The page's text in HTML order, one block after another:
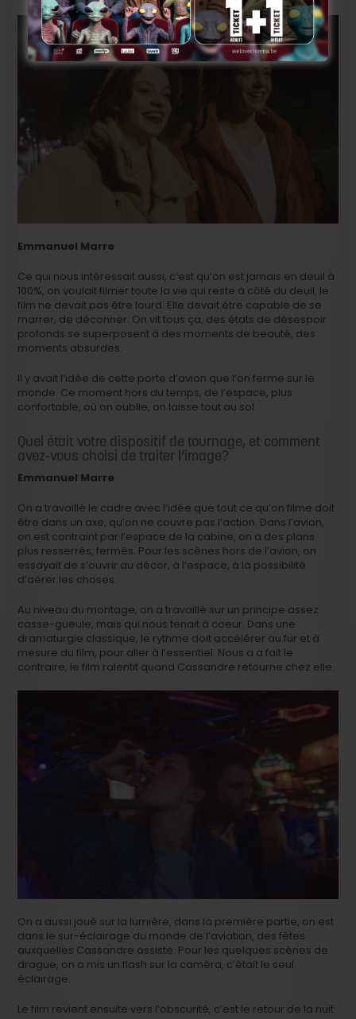
Emmanuel Marre
Ce qui nous intéressait aussi, c’est qu’on est jamais en deuil à
100%, on voulait filmer toute la vie qui reste à côté du deuil, le
film ne devait pas être lourd. Elle devait être capable de se
marrer, de déconner. On vit tous ça, des états de désespoir
profonds se superposent à des moments de beauté, des
moments absurdes.
Il y avait l’idée de cette porte d’avion que l’on ferme sur le
monde. Ce moment hors du temps, de l’espace, plus
confortable, où on oublie, on laisse tout au sol.
Quel était votre dispositif de tournage, et comment
avez-vous choisi de traiter l’image?
Emmanuel Marre
On a travaillé le cadre avec l’idée que tout ce qu’on filme doit
être dans un axe, qu’on ne couvre pas l’action. Dans l’avion,
on est contraint par l’espace de la cabine, on a des plans
plus resserrés, fermés. Pour les scènes hors de l’avion, on
essayait de s’ouvrir au décor, à l’espace, à la possibilité
d’aérer les choses.
Au niveau du montage, on a travaillé sur un principe assez
casse-gueule, mais qui nous tenait à coeur. Dans une
dramaturgie classique, le rythme doit accélérer au fur et à
mesure du film, pour aller à l’essentiel. Nous a a fait le
contraire, le film ralentit quand Cassandre retourne chez elle.
On a aussi joué sur la lumière, dans la première partie, on est
dans le sur-éclairage du monde de l’aviation, des fêtes
auxquelles Cassandre assiste. Pour les quelques scènes de
drague, on a mis un flash sur la caméra, c’était le seul
éclairage.
Le film revient ensuite vers l’obscurité, c’est le retour de la nuit